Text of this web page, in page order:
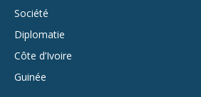
Société
Diplomatie
Côte d’Ivoire
Guinée